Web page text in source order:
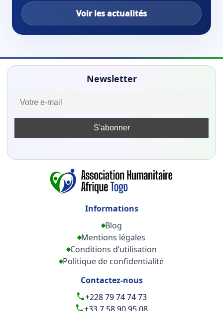
Voir les actualités
Newsletter
Informations
Blog
Mentions légales
Conditions d’utilisation
Politique de confidentialité
Contactez-nous
+228 79 74 74 73